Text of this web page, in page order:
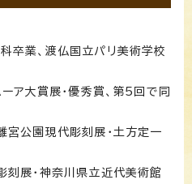
卒業、渡仏国立パリ美術学校
ア大賞展・優秀賞、第5回で同
公園現代彫刻展・土方定一
展・神奈川県立近代美術館